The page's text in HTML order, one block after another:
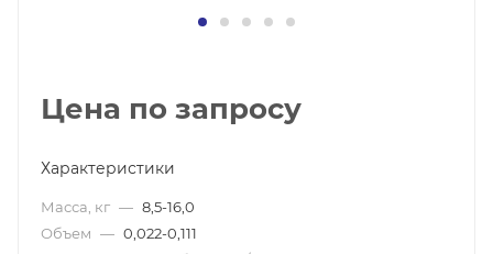
Цена по запросу
Характеристики
Масса, кг — 8,5-16,0
Объем — 0,022-0,111